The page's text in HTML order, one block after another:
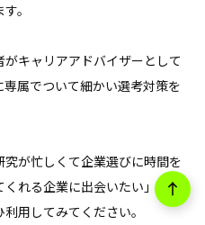
。
キャリアアドバイザーとして
属でついて細かい選考対策を
究が忙しくて企業選びに時間を
れる企業に出会いたい」とい
用してみてください。